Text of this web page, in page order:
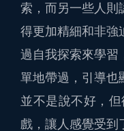
索，而另一些人則
得更加精細和非強
過自我探索來學習
單地帶過，引導也
並不是說不好，
戲，讓人感覺受到